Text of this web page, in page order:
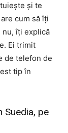
și te
cum să îți
nu, îți explică
Ei trimit
de telefon de
tip în
Suedia, pe